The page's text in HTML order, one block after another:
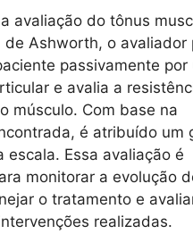
avaliação do tônus
de Ashworth, o avaliador
passivamente por
e avalia a
músculo. Com base na
é atribuído um
escala. Essa avaliação é
monitorar a evolução
o tratamento e
realizadas.